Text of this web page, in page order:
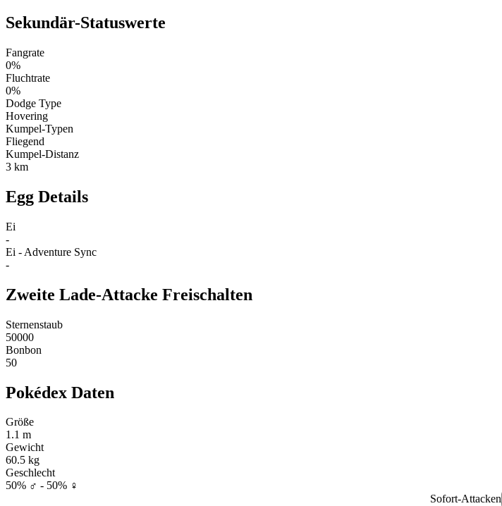
Sekundär-Statuswerte
Fangrate
0%
Fluchtrate
0%
Dodge Type
Hovering
Kumpel-Typen
Fliegend
Kumpel-Distanz
3 km
Egg Details
Ei
-
Ei - Adventure Sync
-
Zweite Lade-Attacke Freischalten
Sternenstaub
50000
Bonbon
50
Pokédex Daten
Größe
1.1 m
Gewicht
60.5 kg
Geschlecht
50% ♂ - 50% ♀
Sofort-Attacken